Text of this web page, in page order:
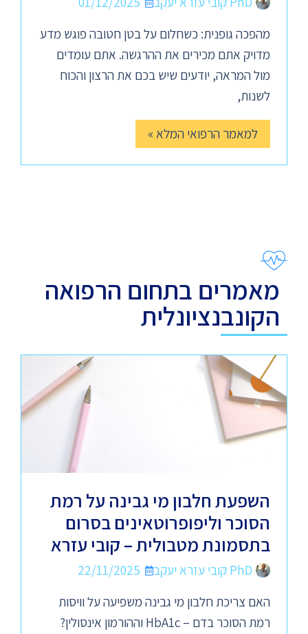
מהפכה גופנית: כשחלום על בטן חטובה פוגש מדע
מדויק אתם מכירים את ההרגשה. אתם עומדים
מול המראה, יודעים שיש בכם את הרצון והכוח
לשנות,
למאמר הרפואי המלא »
מאמרים בתחום הרפואה
הקונבנציונלית
השפעת חלבון מי גבינה על רמת
הסוכר וליפופרוטאינים בסרום
בתסמונת מטבולית – קובי עזרא
PhD קובי עזרא יעקב
22/11/2025
האם צריכת חלבון מי גבינה משפיעה על וויסות
רמת הסוכר בדם – HbA1c וההורמון אינסולין?